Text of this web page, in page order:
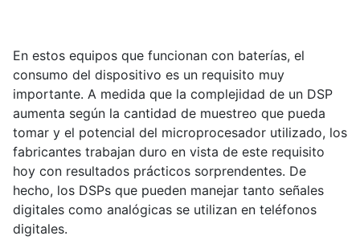
En estos equipos que funcionan con baterías, el
consumo del dispositivo es un requisito muy
importante. A medida que la complejidad de un DSP
aumenta según la cantidad de muestreo que pueda
tomar y el potencial del microprocesador utilizado, los
fabricantes trabajan duro en vista de este requisito
hoy con resultados prácticos sorprendentes. De
hecho, los DSPs que pueden manejar tanto señales
digitales como analógicas se utilizan en teléfonos
digitales.